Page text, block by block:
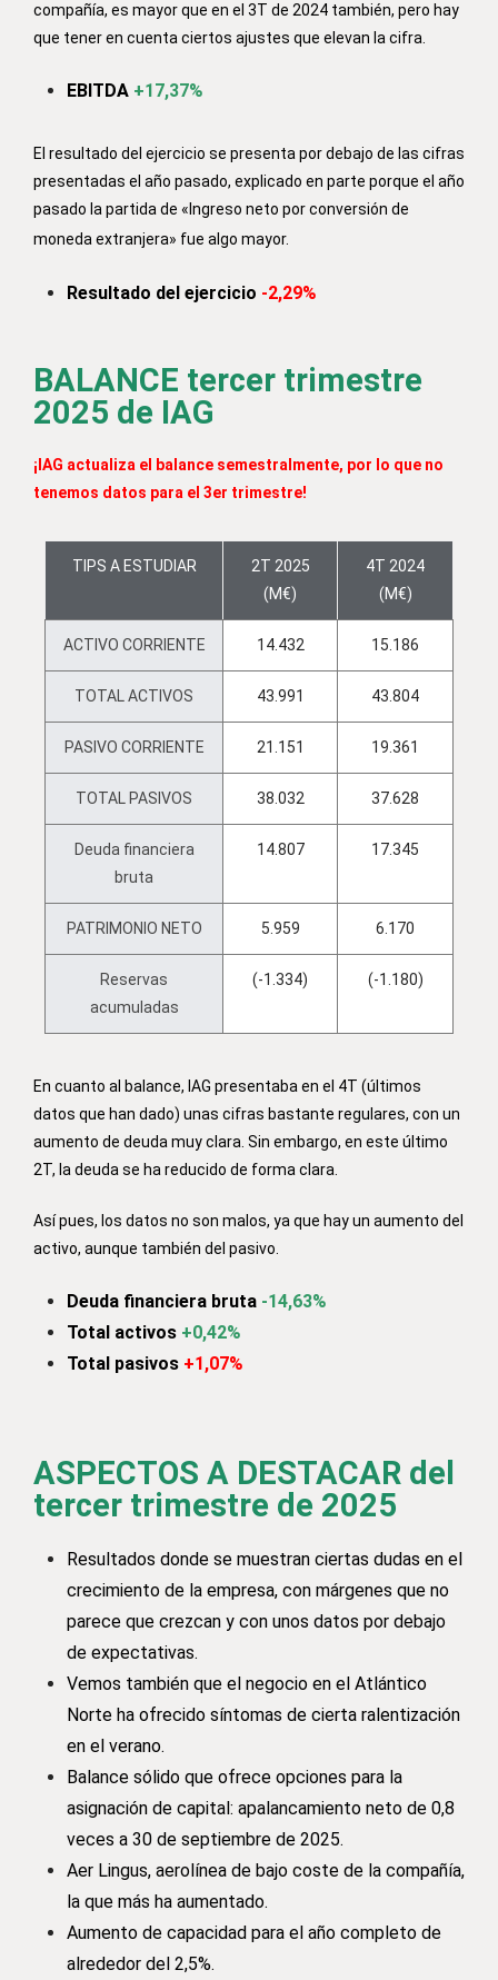
compañía, es mayor que en el 3T de 2024 también, pero hay
que tener en cuenta ciertos ajustes que elevan la cifra.
EBITDA +17,37%
El resultado del ejercicio se presenta por debajo de las cifras
presentadas el año pasado, explicado en parte porque el año
pasado la partida de «Ingreso neto por conversión de
moneda extranjera» fue algo mayor.
Resultado del ejercicio -2,29%
BALANCE tercer trimestre
2025 de IAG
¡IAG actualiza el balance semestralmente, por lo que no
tenemos datos para el 3er trimestre!
TIPS A ESTUDIAR
2T 2025
(M€)
4T 2024
(M€)
ACTIVO CORRIENTE 14.432 15.186
TOTAL ACTIVOS 43.991 43.804
PASIVO CORRIENTE 21.151 19.361
TOTAL PASIVOS 38.032 37.628
Deuda financiera
bruta
14.807 17.345
PATRIMONIO NETO 5.959 6.170
Reservas
acumuladas
(-1.334) (-1.180)
En cuanto al balance, IAG presentaba en el 4T (últimos
datos que han dado) unas cifras bastante regulares, con un
aumento de deuda muy clara. Sin embargo, en este último
2T, la deuda se ha reducido de forma clara.
Así pues, los datos no son malos, ya que hay un aumento del
activo, aunque también del pasivo.
Deuda financiera bruta -14,63%
Total activos +0,42%
Total pasivos +1,07%
ASPECTOS A DESTACAR del
tercer trimestre de 2025
Resultados donde se muestran ciertas dudas en el
crecimiento de la empresa, con márgenes que no
parece que crezcan y con unos datos por debajo
de expectativas.
Vemos también que el negocio en el Atlántico
Norte ha ofrecido síntomas de cierta ralentización
en el verano.
Balance sólido que ofrece opciones para la
asignación de capital: apalancamiento neto de 0,8
veces a 30 de septiembre de 2025.
Aer Lingus, aerolínea de bajo coste de la compañía,
la que más ha aumentado.
Aumento de capacidad para el año completo de
alrededor del 2,5%.